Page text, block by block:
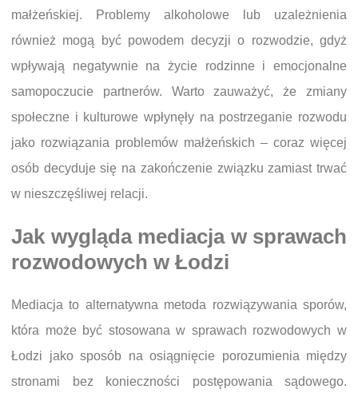
małżeńskiej. Problemy alkoholowe lub uzależnienia
również mogą być powodem decyzji o rozwodzie, gdyż
wpływają negatywnie na życie rodzinne i emocjonalne
samopoczucie partnerów. Warto zauważyć, że zmiany
społeczne i kulturowe wpłynęły na postrzeganie rozwodu
jako rozwiązania problemów małżeńskich – coraz więcej
osób decyduje się na zakończenie związku zamiast trwać
w nieszczęśliwej relacji.
Jak wygląda mediacja w sprawach
rozwodowych w Łodzi
Mediacja to alternatywna metoda rozwiązywania sporów,
która może być stosowana w sprawach rozwodowych w
Łodzi jako sposób na osiągnięcie porozumienia między
stronami bez konieczności postępowania sądowego.